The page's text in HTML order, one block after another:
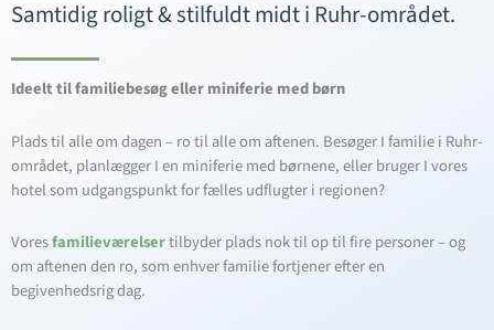
Samtidig roligt & stilfuldt midt i Ruhr-området.
Ideelt til familiebesøg eller miniferie med børn
Plads til alle om dagen – ro til alle om aftenen. Besøger I familie i Ruhr-
området, planlægger I en miniferie med børnene, eller bruger I vores
hotel som udgangspunkt for fælles udflugter i regionen?
Voresfamilieværelsertilbyder plads nok til op til fire personer – og
om aftenen den ro, som enhver familie fortjener efter en
begivenhedsrig dag.